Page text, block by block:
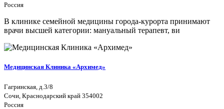
Россия
В клинике семейной медицины города-курорта принимают
врачи высшей категории: мануальный терапевт, ви
Медицинская Клиника «Архимед»
Гагринская, д.3/8
Сочи, Краснодарский край 354002
Россия